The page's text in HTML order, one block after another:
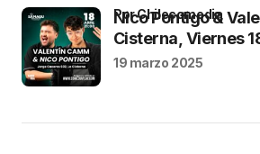
Nico Pontigo &
Cisterna, Viernes
por Chilecomedia
19 marzo 2025